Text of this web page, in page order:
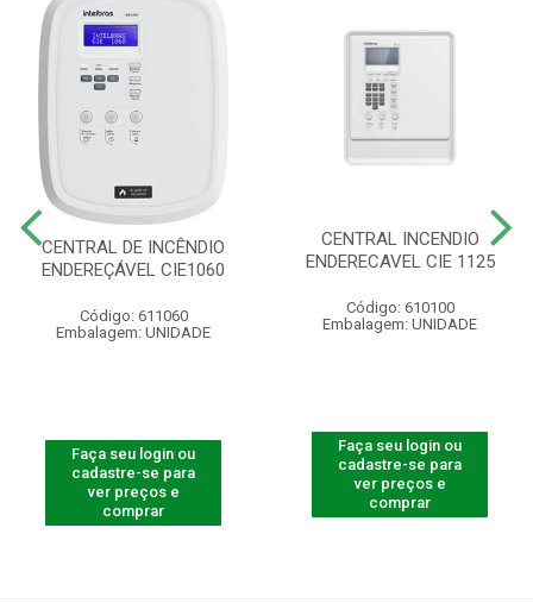
CENTRAL DE INCÊNDIO
ENDEREÇÁVEL CIE1060
Código: 611060
Embalagem: UNIDADE
Faça seu login ou
cadastre-se para
ver preços e
comprar
CENTRAL INCENDIO
ENDERECAVEL CIE 1125
Código: 610100
Embalagem: UNIDADE
Faça seu login ou
cadastre-se para
ver preços e
comprar